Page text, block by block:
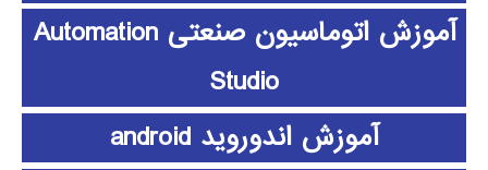
آموزش اتوماسیون صنعتی Automation
Studio
آموزش اندوروید android